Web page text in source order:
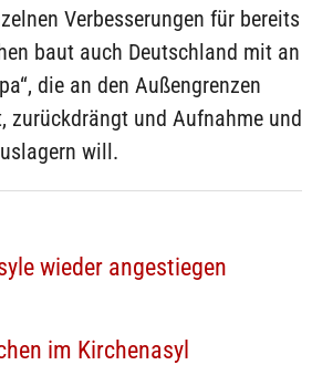
Verbesserungen für bereits
baut auch Deutschland mit an
die an den Außengrenzen
zurückdrängt und Aufnahme und
will.
wieder angestiegen
im Kirchenasyl